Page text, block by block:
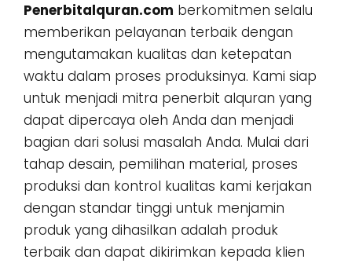
Penerbitalquran.com berkomitmen selalu
memberikan pelayanan terbaik dengan
mengutamakan kualitas dan ketepatan
waktu dalam proses produksinya. Kami siap
untuk menjadi mitra penerbit alquran yang
dapat dipercaya oleh Anda dan menjadi
bagian dari solusi masalah Anda. Mulai dari
tahap desain, pemilihan material, proses
produksi dan kontrol kualitas kami kerjakan
dengan standar tinggi untuk menjamin
produk yang dihasilkan adalah produk
terbaik dan dapat dikirimkan kepada klien